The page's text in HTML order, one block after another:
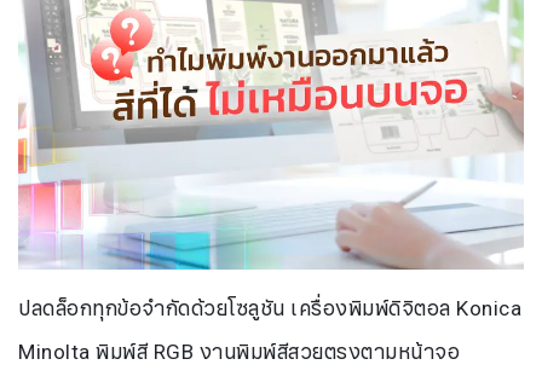
ปลดล็อกทุกข้อจำกัดด้วยโซลูชัน เครื่องพิมพ์ดิจิตอล Konica
Minolta พิมพ์สี RGB งานพิมพ์สีสวยตรงตามหน้าจอ